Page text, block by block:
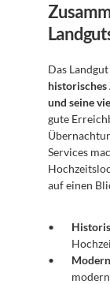
historisches
und seine
gute
Services
auf einen